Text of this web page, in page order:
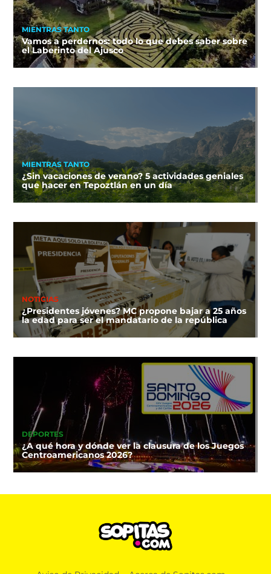
MIENTRAS TANTO
Vamos a perdernos: todo lo que debes saber sobre
el Laberinto del Ajusco
MIENTRAS TANTO
¿Sin vacaciones de verano? 5 actividades geniales
que hacer en Tepoztlán en un día
NOTICIAS
¿Presidentes jóvenes? MC propone bajar a 25 años
la edad para ser el mandatario de la república
DEPORTES
¿A qué hora y dónde ver la clausura de los Juegos
Centroamericanos 2026?